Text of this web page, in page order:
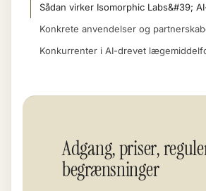
Sådan virker Isomorphic Labs&#39;
Konkrete anvendelser og
Konkurrenter i AI-drevet
Adgang, priser,
begrænsninger